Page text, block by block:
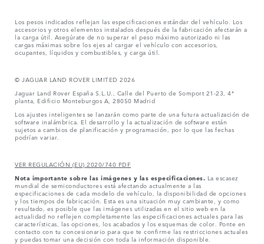
Los pesos indicados reflejan las especificaciones estándar del vehículo. Los
accesorios y otros elementos instalados después de la fabricación afectarán a
la carga útil. Asegúrate de no superar el peso máximo autorizado ni las
cargas máximas sobre los ejes al cargar el vehículo con accesorios,
ocupantes, líquidos y combustibles, y carga útil.
© JAGUAR LAND ROVER LIMITED 2026
Jaguar Land Rover España S.L.U., Calle del Puerto de Somport 21-23, 4ª
planta, Edificio Monteburgos A, 28050 Madrid
Los ajustes inteligentes se lanzarán como parte de una futura actualización de
software inalámbrica. El desarrollo y la actualización de software están
sujetos a cambios de planificación y programación, por lo que las fechas
podrían variar.
VER REGULACIÓN (EU) 2020/740 PDF
Nota importante sobre las imágenes y las especificaciones. La escasez
mundial de semiconductores está afectando actualmente a las
especificaciones de cada modelo de vehículo, la disponibilidad de opciones
y los tiempos de fabricación. Esta es una situación muy cambiante, y como
resultado, es posible que las imágenes utilizadas en el sitio web en la
actualidad no reflejen completamente las especificaciones actuales para las
características, las opciones, los acabados y los esquemas de color. Ponte en
contacto con tu concesionario para que te confirme las restricciones actuales
y puedas tomar una decisión con toda la información disponible.